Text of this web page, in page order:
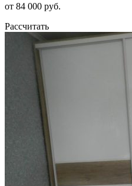
от 84 000 руб.
Рассчитать